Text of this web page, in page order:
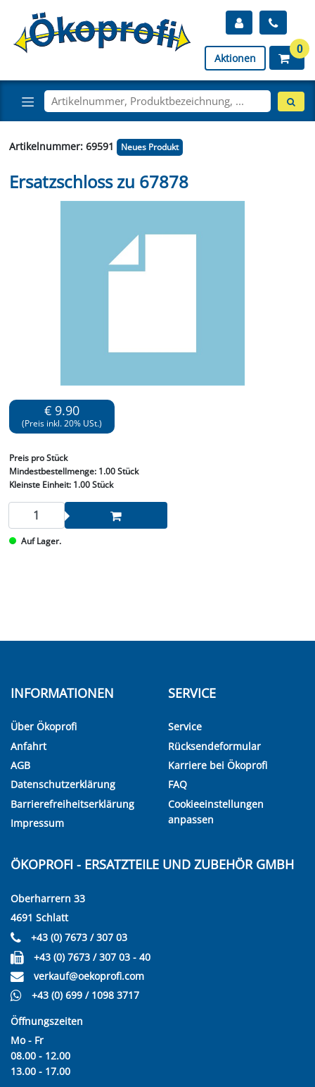
Aktionen
0
Artikelnummer: 69591 Neues Produkt
Ersatzschloss zu 67878
€ 9.90
(Preis inkl. 20% USt.)
Preis pro Stück
Mindestbestellmenge: 1.00 Stück
Kleinste Einheit:1.00 Stück
Auf Lager.
INFORMATIONEN
Über Ökoprofi
Anfahrt
AGB
Datenschutzerklärung
Barrierefreiheitserklärung
Impressum
SERVICE
Service
Rücksendeformular
Karriere bei Ökoprofi
FAQ
Cookieeinstellungen
anpassen
ÖKOPROFI - ERSATZTEILE UND ZUBEHÖR GMBH
Oberharrern 33
4691 Schlatt
+43 (0) 7673 / 307 03
+43 (0) 7673 / 307 03 - 40
verkauf@oekoprofi.com
+43 (0) 699 / 1098 3717
Öffnungszeiten
Mo - Fr
08.00 - 12.00
13.00 - 17.00